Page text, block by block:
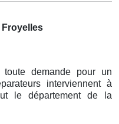
toute demande pour un
interviennent à
le département de la